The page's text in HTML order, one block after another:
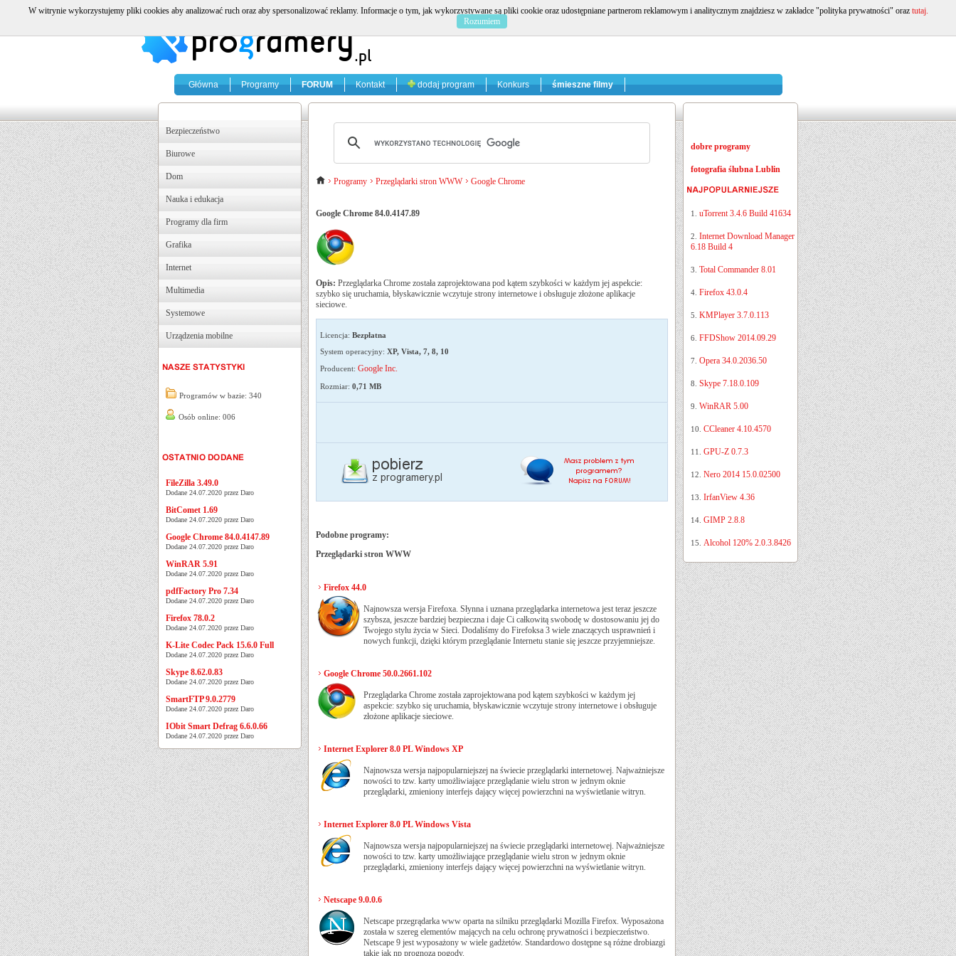
Główna Programy FORUM Kontakt dodaj program Konkurs śmieszne filmy
Bezpieczeństwo
Biurowe
Dom
Nauka i edukacja
Programy dla firm
Grafika
Internet
Multimedia
Systemowe
Urządzenia mobilne
Programów w bazie: 340
Osób online: 006
FileZilla 3.49.0
Dodane 24.07.2020 przez Daro
BitComet 1.69
Dodane 24.07.2020 przez Daro
Google Chrome 84.0.4147.89
Dodane 24.07.2020 przez Daro
WinRAR 5.91
Dodane 24.07.2020 przez Daro
pdfFactory Pro 7.34
Dodane 24.07.2020 przez Daro
Firefox 78.0.2
Dodane 24.07.2020 przez Daro
K-Lite Codec Pack 15.6.0 Full
Dodane 24.07.2020 przez Daro
Skype 8.62.0.83
Dodane 24.07.2020 przez Daro
SmartFTP 9.0.2779
Dodane 24.07.2020 przez Daro
IObit Smart Defrag 6.6.0.66
Dodane 24.07.2020 przez Daro
Programy Przeglądarki stron WWW Google Chrome
Google Chrome 84.0.4147.89
Opis: Przeglądarka Chrome została zaprojektowana pod kątem szybkości w każdym jej aspekcie:
szybko się uruchamia, błyskawicznie wczytuje strony internetowe i obsługuje złożone aplikacje
sieciowe.
Licencja: Bezpłatna
System operacyjny: XP, Vista, 7, 8, 10
Producent: Google Inc.
Rozmiar: 0,71 MB
Podobne programy:
Przeglądarki stron WWW
Firefox 44.0
Najnowsza wersja Firefoxa. Słynna i uznana przeglądarka internetowa jest teraz jeszcze
szybsza, jeszcze bardziej bezpieczna i daje Ci całkowitą swobodę w dostosowaniu jej do
Twojego stylu życia w Sieci. Dodaliśmy do Firefoksa 3 wiele znaczących usprawnień i
nowych funkcji, dzięki którym przeglądanie Internetu stanie się jeszcze przyjemniejsze.
Google Chrome 50.0.2661.102
Przeglądarka Chrome została zaprojektowana pod kątem szybkości w każdym jej
aspekcie: szybko się uruchamia, błyskawicznie wczytuje strony internetowe i obsługuje
złożone aplikacje sieciowe.
Internet Explorer 8.0 PL Windows XP
Najnowsza wersja najpopularniejszej na świecie przeglądarki internetowej. Najważniejsze
nowości to tzw. karty umożliwiające przeglądanie wielu stron w jednym oknie
przeglądarki, zmieniony interfejs dający więcej powierzchni na wyświetlanie witryn.
Internet Explorer 8.0 PL Windows Vista
Najnowsza wersja najpopularniejszej na świecie przeglądarki internetowej. Najważniejsze
nowości to tzw. karty umożliwiające przeglądanie wielu stron w jednym oknie
przeglądarki, zmieniony interfejs dający więcej powierzchni na wyświetlanie witryn.
Netscape 9.0.0.6
Netscape przegrądarka www oparta na silniku przeglądarki Mozilla Firefox. Wyposażona
została w szereg elementów mających na celu ochronę prywatności i bezpieczeństwo.
Netscape 9 jest wyposażony w wiele gadżetów. Standardowo dostępne są różne drobiazgi
takie jak np prognoza pogody.
dobre programy
fotografia ślubna Lublin
1. uTorrent 3.4.6 Build 41634
2. Internet Download Manager
6.18 Build 4
3. Total Commander 8.01
4. Firefox 43.0.4
5. KMPlayer 3.7.0.113
6. FFDShow 2014.09.29
7. Opera 34.0.2036.50
8. Skype 7.18.0.109
9. WinRAR 5.00
10. CCleaner 4.10.4570
11. GPU-Z 0.7.3
12. Nero 2014 15.0.02500
13. IrfanView 4.36
14. GIMP 2.8.8
15. Alcohol 120% 2.0.3.8426
W witrynie wykorzystujemy pliki cookies aby analizować ruch oraz aby spersonalizować reklamy. Informacje o tym, jak wykorzystywane są pliki cookie oraz udostępniane partnerom reklamowym i analitycznym znajdziesz w zakładce "polityka prywatności" oraz tutaj.
Rozumiem